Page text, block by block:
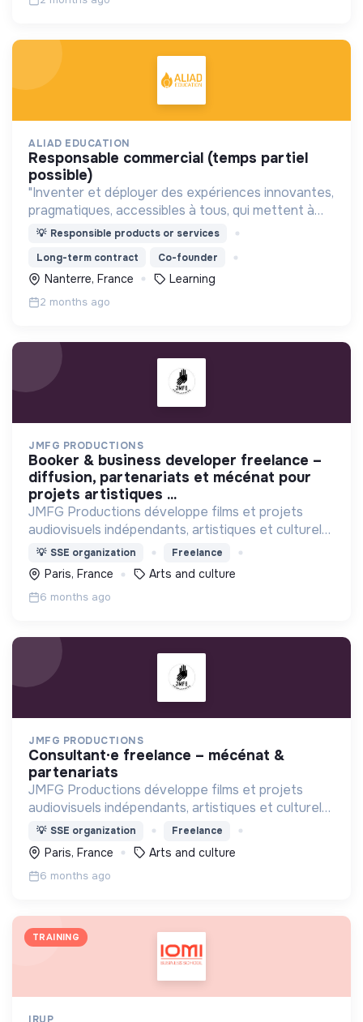
ALIAD EDUCATION
responsable commercial (temps partiel
possible)
"Inventer et déployer des expériences innovantes,
pragmatiques, accessibles à tous, qui mettent à
profit les sciences cognitives, et la créativité pour
💡 Responsible products or services
Long-term contract
Co-founder
Nanterre, France Learning
2 months ago
JMFG PRODUCTIONS
booker & business developer freelance –
diffusion, partenariats et mécénat pour
projets artistiques ...
JMFG Productions développe films et projets
audiovisuels indépendants, artistiques et culturels.
Engagée dans l’ESS, elle soutient la création, la
culture et des projets porteurs de sens.
💡 SSE organization Freelance
Paris, France Arts and culture
6 months ago
JMFG PRODUCTIONS
consultant·e freelance – mécénat &
partenariats
JMFG Productions développe films et projets
audiovisuels indépendants, artistiques et culturels.
Engagée dans l’ESS, elle soutient la création, la
culture et des projets porteurs de sens.
💡 SSE organization Freelance
Paris, France Arts and culture
6 months ago
TRAINING
IRUP